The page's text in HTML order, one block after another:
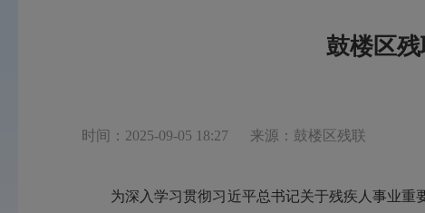
鼓楼区
时间：2025-09-05 18:27 来源：鼓楼区残联
为深入学习贯彻习近平总书记关于残疾人事业重